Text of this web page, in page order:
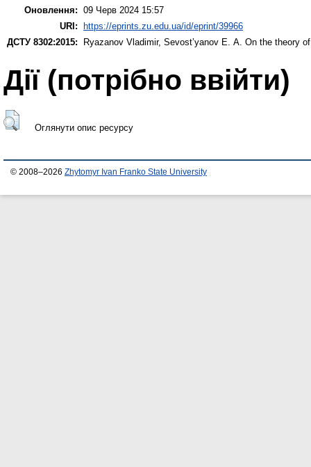
Оновлення: 09 Черв 2024 15:57
URI: https://eprints.zu.edu.ua/id/eprint/39966
ДСТУ 8302:2015:
Ryazanov Vladimir, Sevost’yanov Е. А. On the theory
Дії ​​(потрібно ввійти)
Оглянути опис ресурсу
© 2008–2026 Zhytomyr Ivan Franko State University